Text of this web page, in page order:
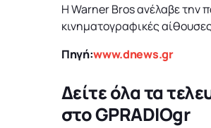
Η Warner Bros ανέλαβε την
κινηματογραφικές
Πηγή:www.dnews.gr
Δείτε όλα τα
στοGPRADIOgr